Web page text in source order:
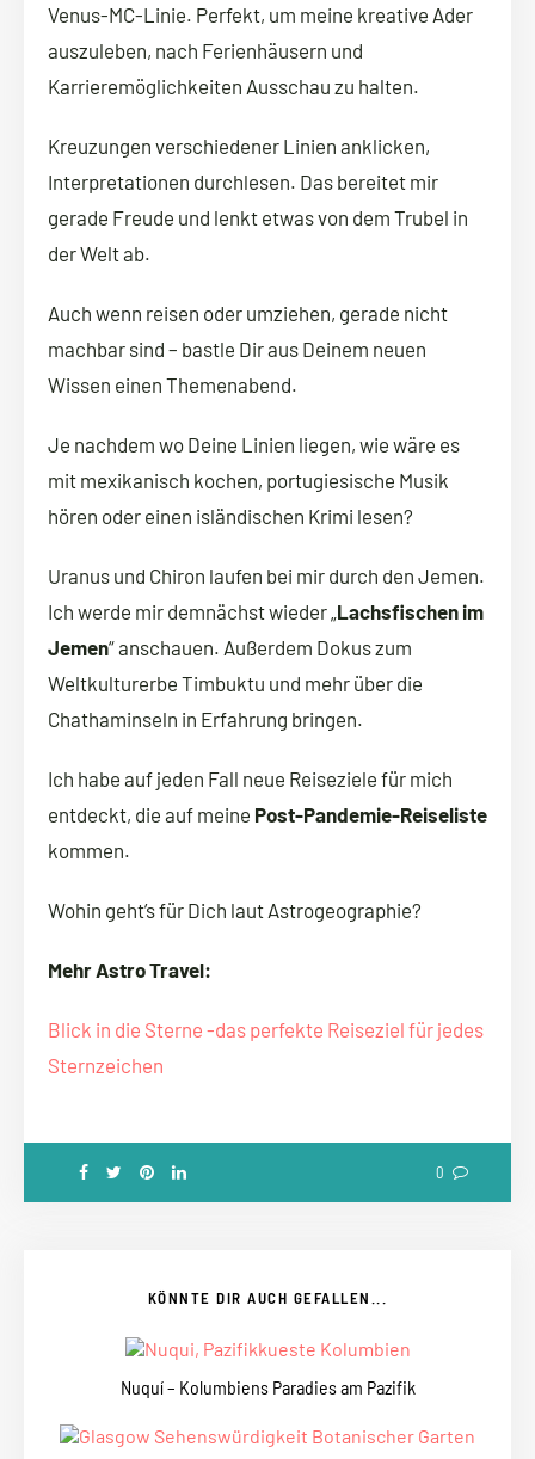
Venus-MC-Linie. Perfekt, um meine kreative Ader
auszuleben, nach Ferienhäusern und
Karrieremöglichkeiten Ausschau zu halten.
Kreuzungen verschiedener Linien anklicken,
Interpretationen durchlesen. Das bereitet mir
gerade Freude und lenkt etwas von dem Trubel in
der Welt ab.
Auch wenn reisen oder umziehen, gerade nicht
machbar sind – bastle Dir aus Deinem neuen
Wissen einen Themenabend.
Je nachdem wo Deine Linien liegen, wie wäre es
mit mexikanisch kochen, portugiesische Musik
hören oder einen isländischen Krimi lesen?
Uranus und Chiron laufen bei mir durch den Jemen.
Ich werde mir demnächst wieder „ Lachsfischen im
Jemen“ anschauen. Außerdem Dokus zum
Weltkulturerbe Timbuktu und mehr über die
Chathaminseln in Erfahrung bringen.
Ich habe auf jeden Fall neue Reiseziele für mich
entdeckt, die auf meine Post-Pandemie-Reiseliste
kommen.
Wohin geht’s für Dich laut Astrogeographie?
Mehr Astro Travel:
Blick in die Sterne -das perfekte Reiseziel für jedes
Sternzeichen
0
KÖNNTE DIR AUCH GEFALLEN...
Nuquí – Kolumbiens Paradies am Pazifik